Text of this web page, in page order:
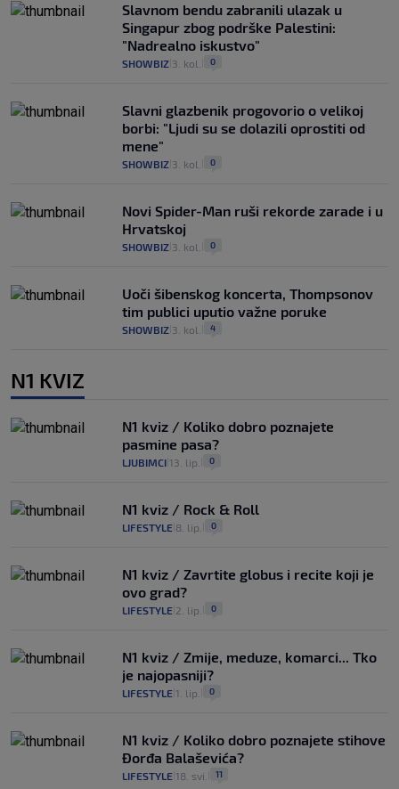
Slavnom bendu zabranili ulazak u
Singapur zbog podrške Palestini:
"Nadrealno iskustvo"
SHOWBIZ 3. kol. 0
Slavni glazbenik progovorio o velikoj
borbi: "Ljudi su se dolazili oprostiti od
mene"
SHOWBIZ 3. kol. 0
Novi Spider-Man ruši rekorde zarade i u
Hrvatskoj
SHOWBIZ 3. kol. 0
Uoči šibenskog koncerta, Thompsonov
tim publici uputio važne poruke
SHOWBIZ 3. kol. 4
N1 KVIZ
N1 kviz / Koliko dobro poznajete
pasmine pasa?
LJUBIMCI 13. lip. 0
N1 kviz / Rock & Roll
LIFESTYLE 8. lip. 0
N1 kviz / Zavrtite globus i recite koji je
ovo grad?
LIFESTYLE 2. lip. 0
N1 kviz / Zmije, meduze, komarci... Tko
je najopasniji?
LIFESTYLE 1. lip. 0
N1 kviz / Koliko dobro poznajete stihove
Đorđa Balaševića?
LIFESTYLE 18. svi. 11